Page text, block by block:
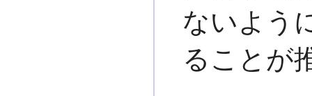
ないよう
ることが